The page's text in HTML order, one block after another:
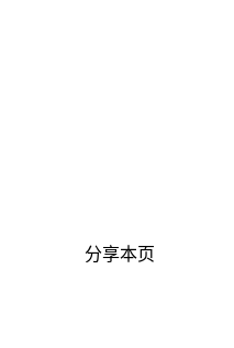
分享本页